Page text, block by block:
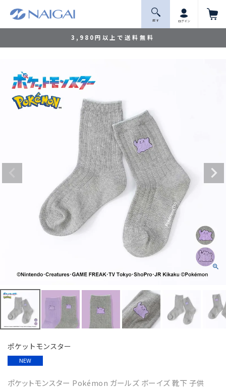
3,980円以上で送料無料
探 す ログイン
ポケットモンスター
NEW
ポケットモンスター Pokémon ガールズ ボーイズ 靴下 子供